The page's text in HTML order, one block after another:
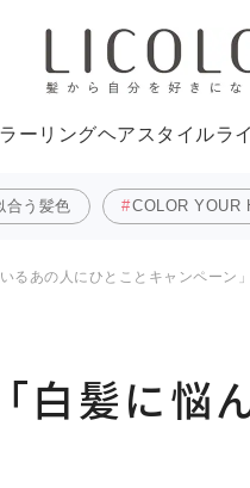
ーリングヘアスタイルラ
合う髪色 COLOR YOUR
るあの人にひとことキャンペーン
白髪に悩